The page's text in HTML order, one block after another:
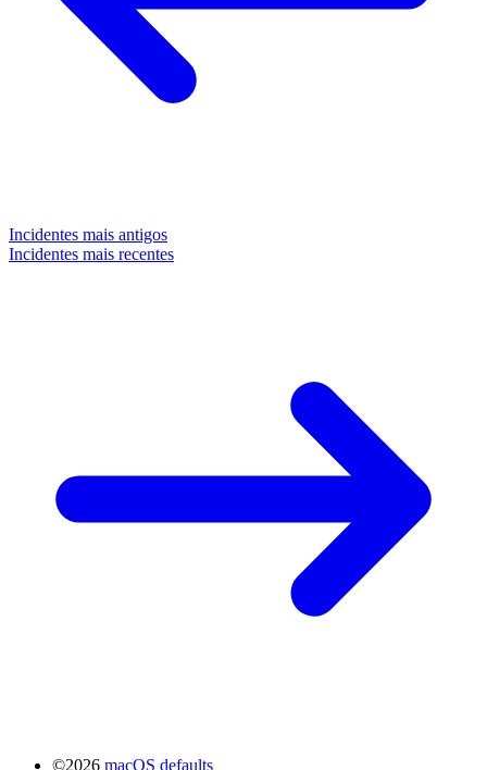
Incidentes mais antigos
Incidentes mais recentes
©2026 macOS defaults